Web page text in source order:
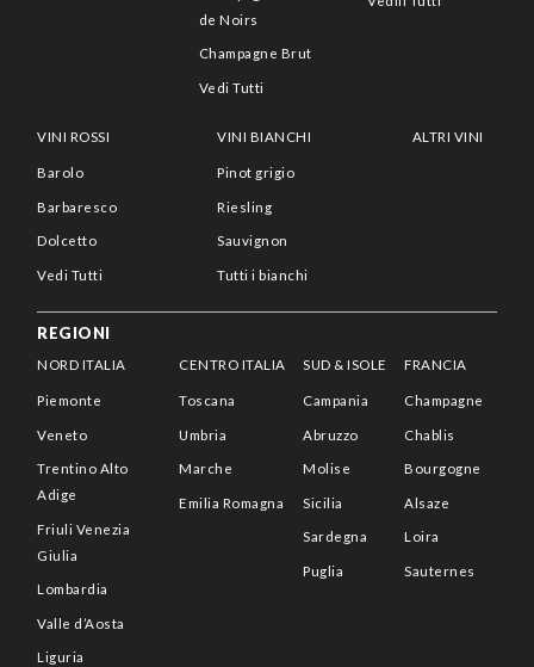
de Noirs
Champagne Brut
Vedi Tutti
VINI ROSSI
Barolo
Barbaresco
Dolcetto
Vedi Tutti
VINI BIANCHI
Pinot grigio
Riesling
Sauvignon
Tutti i bianchi
ALTRI VINI
REGIONI
NORD ITALIA
Piemonte
Veneto
Trentino Alto
Adige
Friuli Venezia
Giulia
Lombardia
Valle d’Aosta
Liguria
CENTRO ITALIA
Toscana
Umbria
Marche
Emilia Romagna
SUD & ISOLE
Campania
Abruzzo
Molise
Sicilia
Sardegna
Puglia
FRANCIA
Champagne
Chablis
Bourgogne
Alsaze
Loira
Sauternes